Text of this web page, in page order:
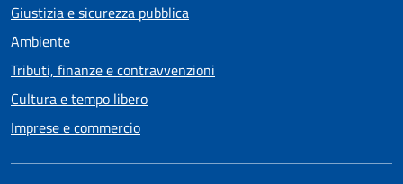
Giustizia e sicurezza pubblica
Ambiente
Tributi, finanze e contravvenzioni
Cultura e tempo libero
Imprese e commercio